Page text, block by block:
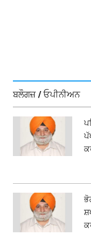
ਬਲੌਗਜ਼ / ਓਪੀਨੀਅਨ